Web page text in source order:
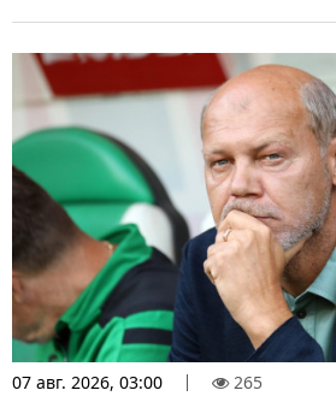
07 авг. 2026, 03:00 265